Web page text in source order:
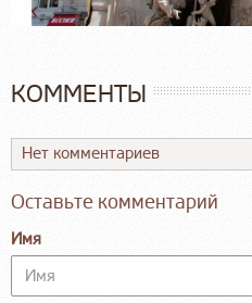
КОММЕНТЫ
Нет комментариев
Оставьте комментарий
Имя